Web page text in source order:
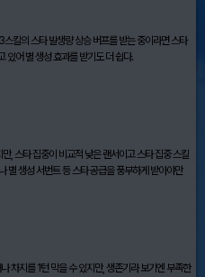
킬의 스타 발생량 상승 버프를 받는 중이라면 스타
있어 별 생성 효과를 받기도 더 쉽다.
, 스타 집중이 비교적 낮은 랜서이고 스타 집중 스킬
생성 서번트 등 스타 공급을 풍부하게 받아야만
차지를 1턴 막을 수 있지만, 생존기라 보기엔 부족한